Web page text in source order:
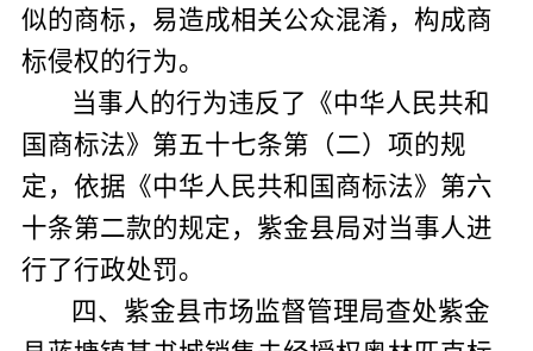
似的商标，易造成相关公众混淆，构成商
标侵权的行为。
当事人的行为违反了《中华人民共和
国商标法》第五十七条第（二）项的规
定，依据《中华人民共和国商标法》第六
十条第二款的规定，紫金县局对当事人进
行了行政处罚。
四、紫金县市场监督管理局查处紫金